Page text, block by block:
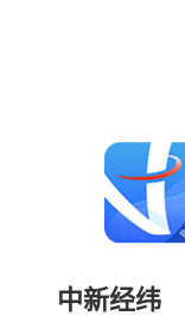
中新经纬